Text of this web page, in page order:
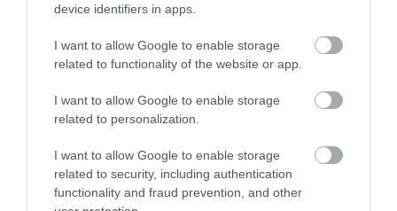
device identifiers in apps.
I want to allow Google to enable storage
related to functionality of the website or app.
I want to allow Google to enable storage
related to personalization.
I want to allow Google to enable storage
related to security, including authentication
functionality and fraud prevention, and other
Ερμάριο Μεταλλικό IP66
Ερμάριο Μεταλλικό IP66